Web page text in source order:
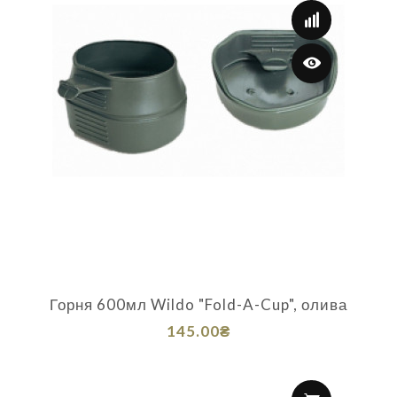
Горня 600мл Wildo "Fold-A-Cup", олива
145.00₴